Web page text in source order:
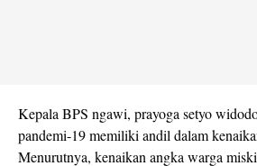
Kepala BPS ngawi, prayoga setyo
pandemi-19 memiliki andil dalam
Menurutnya, kenaikan angka warga